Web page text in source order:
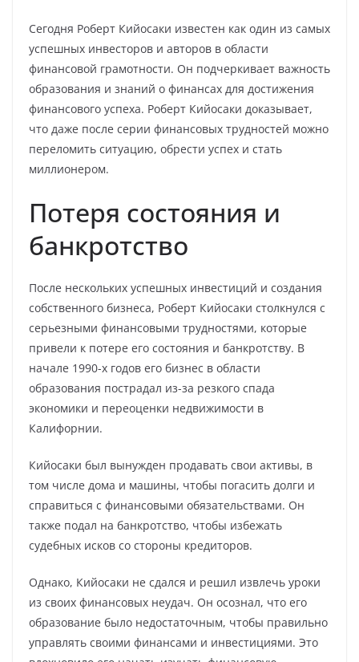
Сегодня Роберт Кийосаки известен как один из самых
успешных инвесторов и авторов в области
финансовой грамотности. Он подчеркивает важность
образования и знаний о финансах для достижения
финансового успеха. Роберт Кийосаки доказывает,
что даже после серии финансовых трудностей можно
переломить ситуацию, обрести успех и стать
миллионером.
Потеря состояния и
банкротство
После нескольких успешных инвестиций и создания
собственного бизнеса, Роберт Кийосаки столкнулся с
серьезными финансовыми трудностями, которые
привели к потере его состояния и банкротству. В
начале 1990-х годов его бизнес в области
образования пострадал из-за резкого спада
экономики и переоценки недвижимости в
Калифорнии.
Кийосаки был вынужден продавать свои активы, в
том числе дома и машины, чтобы погасить долги и
справиться с финансовыми обязательствами. Он
также подал на банкротство, чтобы избежать
судебных исков со стороны кредиторов.
Однако, Кийосаки не сдался и решил извлечь уроки
из своих финансовых неудач. Он осознал, что его
образование было недостаточным, чтобы правильно
управлять своими финансами и инвестициями. Это